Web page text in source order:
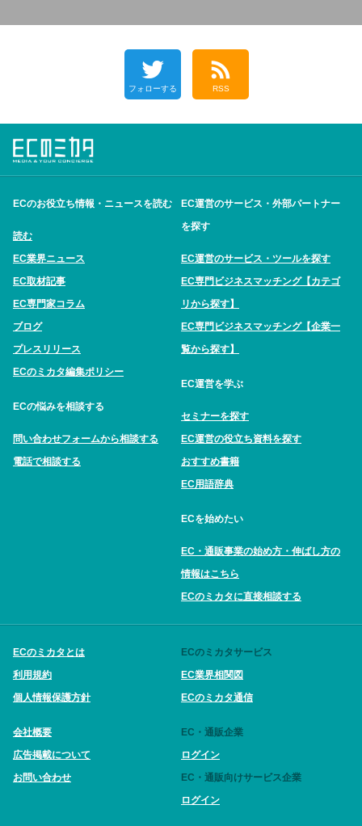
フォローする RSS
ECのお役立ち情報・ニュースを読む
読む
EC業界ニュース
EC取材記事
EC専門家コラム
ブログ
プレスリリース
ECのミカタ編集ポリシー
ECの悩みを相談する
問い合わせフォームから相談する
電話で相談する
EC運営のサービス・外部パートナー
を探す
EC運営のサービス・ツールを探す
EC専門ビジネスマッチング【カテゴ
リから探す】
EC専門ビジネスマッチング【企業一
覧から探す】
EC運営を学ぶ
セミナーを探す
EC運営の役立ち資料を探す
おすすめ書籍
EC用語辞典
ECを始めたい
EC・通販事業の始め方・伸ばし方の
情報はこちら
ECのミカタに直接相談する
ECのミカタとは
利用規約
個人情報保護方針
会社概要
広告掲載について
お問い合わせ
ECのミカタサービス
EC業界相関図
ECのミカタ通信
EC・通販企業
ログイン
EC・通販向けサービス企業
ログイン